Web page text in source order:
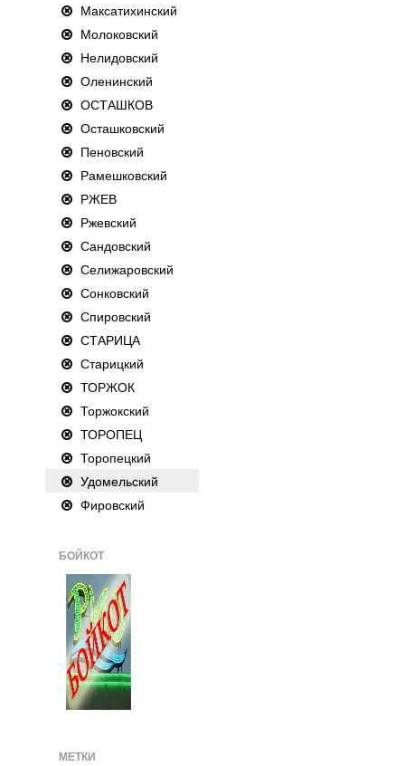
Максатихинский
Молоковский
Нелидовский
Оленинский
ОСТАШКОВ
Осташковский
Пеновский
Рамешковский
РЖЕВ
Ржевский
Сандовский
Селижаровский
Сонковский
Спировский
СТАРИЦА
Старицкий
ТОРЖОК
Торжокский
ТОРОПЕЦ
Торопецкий
Удомельский
Фировский
БОЙКОТ
МЕТКИ